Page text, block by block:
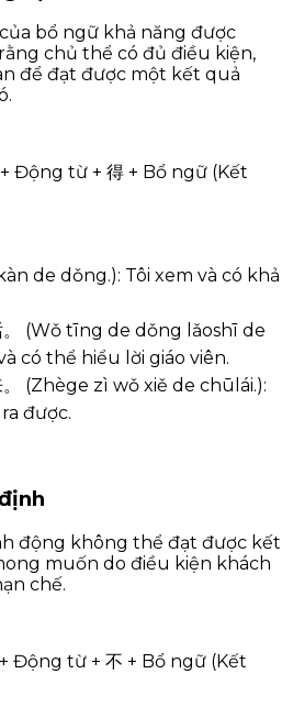
bổ ngữ khả năng được
chủ thể có đủ điều kiện,
để đạt được một kết quả
Động từ + 得 + Bổ ngữ (Kết
de dǒng.): Tôi xem và có khả
。 (Wǒ tīng de dǒng lǎoshī de
có thể hiểu lời giáo viên.
。 (Zhège zì wǒ xiě de chūlái.):
được.
động không thể đạt được kết
muốn do điều kiện khách
chế.
Động từ + 不 + Bổ ngữ (Kết